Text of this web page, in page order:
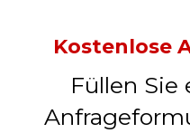
Kostenlose
Füllen Sie